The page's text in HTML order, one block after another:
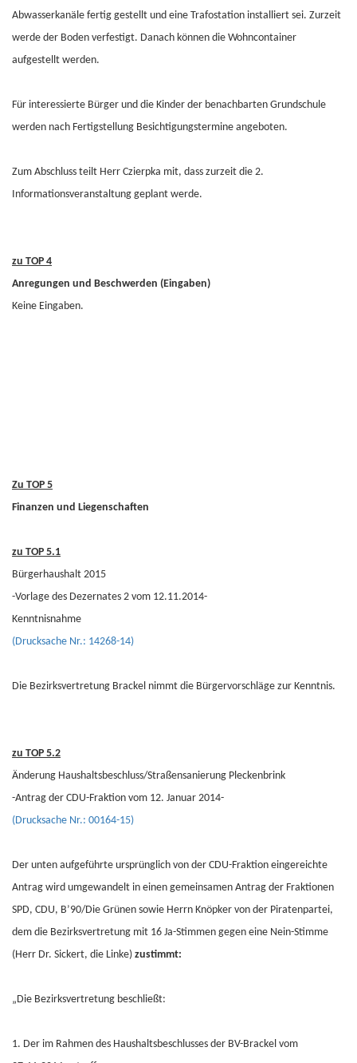
Abwasserkanäle fertig gestellt und eine Trafostation installiert sei. Zurzeit
werde der Boden verfestigt. Danach können die Wohncontainer
aufgestellt werden.
Für interessierte Bürger und die Kinder der benachbarten Grundschule
werden nach Fertigstellung Besichtigungstermine angeboten.
Zum Abschluss teilt Herr Czierpka mit, dass zurzeit die 2.
Informationsveranstaltung geplant werde.
zu TOP 4
Anregungen und Beschwerden (Eingaben)
Keine Eingaben.
Zu TOP 5
Finanzen und Liegenschaften
zu TOP 5.1
Bürgerhaushalt 2015
-Vorlage des Dezernates 2 vom 12.11.2014-
Kenntnisnahme
(Drucksache Nr.: 14268-14)
Die Bezirksvertretung Brackel nimmt die Bürgervorschläge zur Kenntnis.
zu TOP 5.2
Änderung Haushaltsbeschluss/Straßensanierung Pleckenbrink
-Antrag der CDU-Fraktion vom 12. Januar 2014-
(Drucksache Nr.: 00164-15)
Der unten aufgeführte ursprünglich von der CDU-Fraktion eingereichte
Antrag wird umgewandelt in einen gemeinsamen Antrag der Fraktionen
SPD, CDU, B’90/Die Grünen sowie Herrn Knöpker von der Piratenpartei,
dem die Bezirksvertretung mit 16 Ja-Stimmen gegen eine Nein-Stimme
(Herr Dr. Sickert, die Linke) zustimmt:
„Die Bezirksvertretung beschließt:
1. Der im Rahmen des Haushaltsbeschlusses der BV-Brackel vom